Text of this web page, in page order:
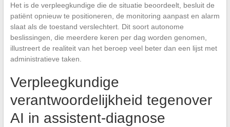
Het is de verpleegkundige die de situatie beoordeelt, besluit de
patiënt opnieuw te positioneren, de monitoring aanpast en alarm
slaat als de toestand verslechtert. Dit soort autonome
beslissingen, die meerdere keren per dag worden genomen,
illustreert de realiteit van het beroep veel beter dan een lijst met
administratieve taken.
Verpleegkundige
verantwoordelijkheid tegenover
AI in assistent-diagnose